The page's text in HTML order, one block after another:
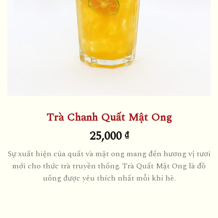
Trà Chanh Quất Mật Ong
25,000₫
Sự xuất hiện của quất và mật ong mang đến hương vị tươi
mới cho thức trà truyền thống. Trà Quất Mật Ong là đồ
uống được yêu thích nhất mỗi khi hè.